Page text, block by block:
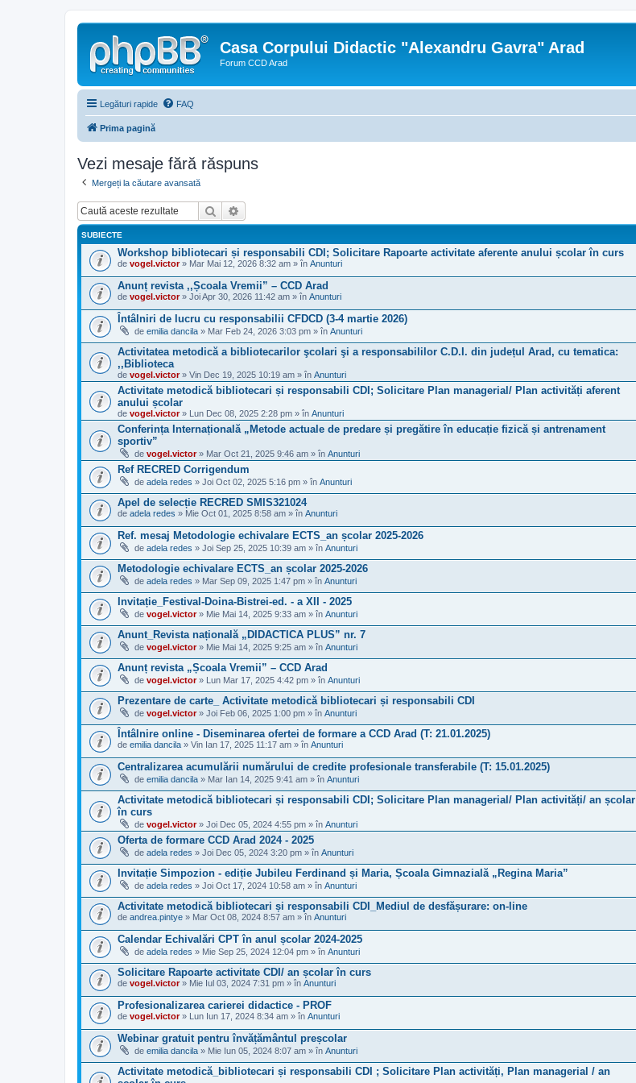
Casa Corpului Didactic "Alexandru Gavra" Arad
Forum CCD Arad
Legături rapide FAQ
Prima pagină
Vezi mesaje fără răspuns
Mergeți la căutare avansată
Căutare
SUBIECTE
Workshop bibliotecari și responsabili CDI; Solicitare Rapoarte activitate aferente anului școlar în curs
de vogel.victor» Mar Mai 12, 2026 8:32 am » în Anunturi
Anunț revista ,,Școala Vremii” – CCD Arad
de vogel.victor» Joi Apr 30, 2026 11:42 am » în Anunturi
Întâlniri de lucru cu responsabilii CFDCD (3-4 martie 2026)
de emilia dancila » Mar Feb 24, 2026 3:03 pm » în Anunturi
Activitatea metodică a bibliotecarilor şcolari şi a responsabililor C.D.I. din județul Arad, cu tematica:
,,Biblioteca
de vogel.victor» Vin Dec 19, 2025 10:19 am » în Anunturi
Activitate metodică bibliotecari și responsabili CDI; Solicitare Plan managerial/ Plan activități aferent
anului școlar
de vogel.victor» Lun Dec 08, 2025 2:28 pm » în Anunturi
Conferința Internațională „Metode actuale de predare și pregătire în educație fizică și antrenament
sportiv”
de vogel.victor» Mar Oct 21, 2025 9:46 am » în Anunturi
Ref RECRED Corrigendum
de adela redes » Joi Oct 02, 2025 5:16 pm » în Anunturi
Apel de selecție RECRED SMIS321024
de adela redes » Mie Oct 01, 2025 8:58 am » în Anunturi
Ref. mesaj Metodologie echivalare ECTS_an școlar 2025-2026
de adela redes » Joi Sep 25, 2025 10:39 am » în Anunturi
Metodologie echivalare ECTS_an școlar 2025-2026
de adela redes » Mar Sep 09, 2025 1:47 pm » în Anunturi
Invitație_Festival-Doina-Bistrei-ed. - a XII - 2025
de vogel.victor» Mie Mai 14, 2025 9:33 am » în Anunturi
Anunt_Revista națională „DIDACTICA PLUS” nr. 7
de vogel.victor» Mie Mai 14, 2025 9:25 am » în Anunturi
Anunț revista „Școala Vremii” – CCD Arad
de vogel.victor» Lun Mar 17, 2025 4:42 pm » în Anunturi
Prezentare de carte_ Activitate metodică bibliotecari și responsabili CDI
de vogel.victor» Joi Feb 06, 2025 1:00 pm » în Anunturi
Întâlnire online - Diseminarea ofertei de formare a CCD Arad (T: 21.01.2025)
de emilia dancila » Vin Ian 17, 2025 11:17 am » în Anunturi
Centralizarea acumulării numărului de credite profesionale transferabile (T: 15.01.2025)
de emilia dancila » Mar Ian 14, 2025 9:41 am » în Anunturi
Activitate metodică bibliotecari și responsabili CDI; Solicitare Plan managerial/ Plan activități/ an școlar
în curs
de vogel.victor» Joi Dec 05, 2024 4:55 pm » în Anunturi
Oferta de formare CCD Arad 2024 - 2025
de adela redes » Joi Dec 05, 2024 3:20 pm » în Anunturi
Invitație Simpozion - ediție Jubileu Ferdinand și Maria, Școala Gimnazială „Regina Maria”
de adela redes » Joi Oct 17, 2024 10:58 am » în Anunturi
Activitate metodică bibliotecari și responsabili CDI_Mediul de desfășurare: on-line
de andrea.pintye » Mar Oct 08, 2024 8:57 am » în Anunturi
Calendar Echivalări CPT în anul școlar 2024-2025
de adela redes » Mie Sep 25, 2024 12:04 pm » în Anunturi
Solicitare Rapoarte activitate CDI/ an școlar în curs
de vogel.victor» Mie Iul 03, 2024 7:31 pm » în Anunturi
Profesionalizarea carierei didactice - PROF
de vogel.victor» Lun Iun 17, 2024 8:34 am » în Anunturi
Webinar gratuit pentru învățământul preșcolar
de emilia dancila » Mie Iun 05, 2024 8:07 am » în Anunturi
Activitate metodică_bibliotecari și responsabili CDI ; Solicitare Plan activități, Plan managerial / an